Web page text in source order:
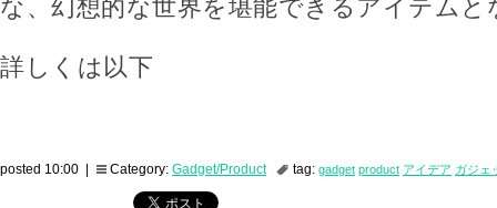
な、幻想的な世界を堪能できるアイテム
詳しくは以下
posted 10:00 | Category: Gadget/Product tag: gadget product アイデア ガジェ